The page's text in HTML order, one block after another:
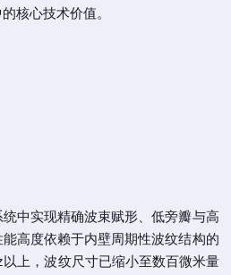
核心技术价值。
中实现精确波束赋形、低旁瓣与高
高度依赖于内壁周期性波纹结构的
上，波纹尺寸已缩小至数百微米量